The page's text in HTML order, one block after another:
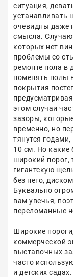
ситуация,
устанавливать
очевидны даже
смысла.
которых нет
проблемы со
ремонте пола в
поменять полы
покрытия
этом случаи
зазоры,
временно, но
тянутся
10 см. Но какие
широкий порог,
гигантскую
без него,
Буквально
вам увечья,
переломанные
Широкие
коммерческой
выставочных
часто
и детских